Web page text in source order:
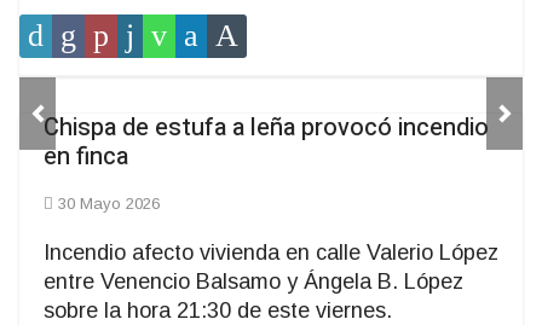
Previous Next
Chispa de estufa a leña provocó incendio
en finca
30 Mayo 2026
Incendio afecto vivienda en calle Valerio López
entre Venencio Balsamo y Ángela B. López
sobre la hora 21:30 de este viernes.